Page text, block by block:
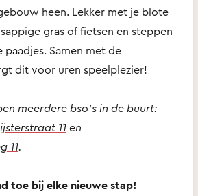
heen. Lekker met je blote
gras of fietsen en steppen
Samen met de
dit voor uren speelplezier!
meerdere bso's in de buurt:
11 en
11.
toe bij elke nieuwe stap!